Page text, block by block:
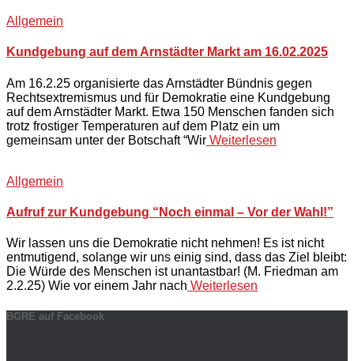
Allgemein
Kundgebung auf dem Arnstädter Markt am 16.02.2025
Am 16.2.25 organisierte das Arnstädter Bündnis gegen
Rechtsextremismus und für Demokratie eine Kundgebung
auf dem Arnstädter Markt. Etwa 150 Menschen fanden sich
trotz frostiger Temperaturen auf dem Platz ein um
gemeinsam unter der Botschaft “Wir Weiterlesen
Allgemein
Aufruf zur Kundgebung “Noch einmal – Vor der Wahl!”
Wir lassen uns die Demokratie nicht nehmen! Es ist nicht
entmutigend, solange wir uns einig sind, dass das Ziel bleibt:
Die Würde des Menschen ist unantastbar! (M. Friedman am
2.2.25) Wie vor einem Jahr nach Weiterlesen
BGRE auf Facebook